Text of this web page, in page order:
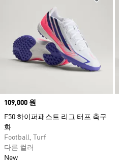
Price
109,000 원
F50 하이퍼패스트 리그 터프 축구
화
Football, Turf
다른 컬러
New